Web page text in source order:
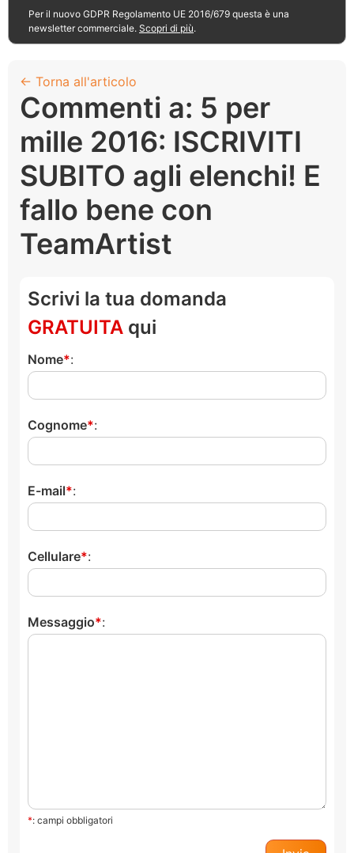
Per il nuovo GDPR Regolamento UE 2016/679 questa è una
newsletter commerciale. Scopri di più.
← Torna all'articolo
Commenti a: 5 per
mille 2016: ISCRIVITI
SUBITO agli elenchi! E
fallo bene con
TeamArtist
Scrivi la tua domanda
GRATUITA qui
Nome :
Cognome :
E-mail :
Cellulare :
Messaggio :
*: campi obbligatori